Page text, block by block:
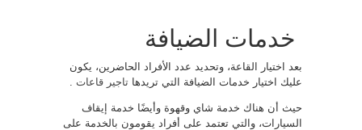
خدمات الضيافة
بعد اختيار القاعة، وتحديد عدد الأفراد الحاضرين، يكون
عليك اختيار خدمات الضيافة التي تريدها تاجير قاعات
حيث أن هناك خدمة شاي وقهوة وأيضًا خدمة إيقاف
السيارات، والتي تعتمد على أفراد يقومون بالخدمة على